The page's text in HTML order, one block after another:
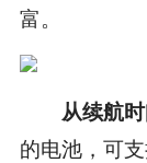
富。
从续航
的电池，可